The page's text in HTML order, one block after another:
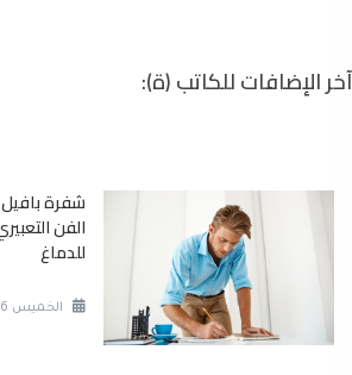
آخر الإضافات للكاتب (ة):
شفرة
الفن
للدماغ
الخميس 06 آب 2026